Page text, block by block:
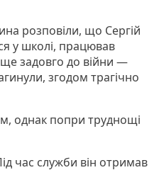
розповіли, що Сергій
у школі, працював
задовго до війни —
згодом трагічно
однак попри труднощі
час служби він отримав